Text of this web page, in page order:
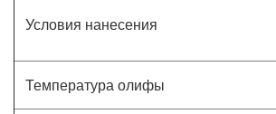
Условия нанесения
Температура олифы